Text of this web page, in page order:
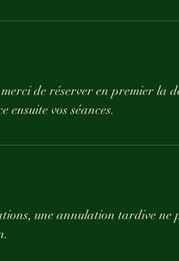
de réserver en premier la
vos séances.
une annulation tardive ne